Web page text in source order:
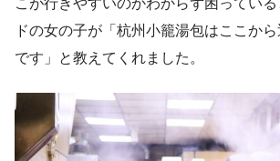
ドの女の子が「杭州小籠湯包はここか
です」と教えてくれました。